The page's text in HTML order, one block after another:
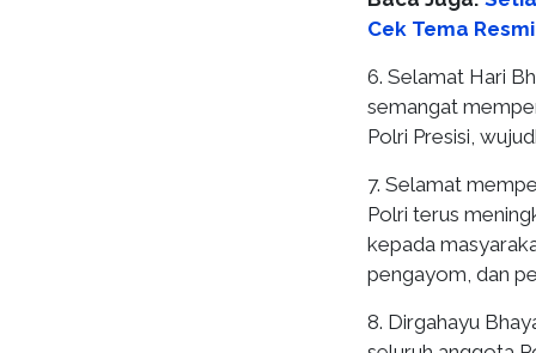
Cek Tema
6. Selamat Hari
semangat
Polri Presisi,
7. Selamat
Polri terus
kepada
pengayom, dan
8. Dirgahayu